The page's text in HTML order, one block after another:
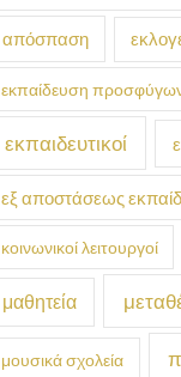
απόσπαση
εκπαίδευση
εκπαιδευτικοί
εξ αποστάσεως
κοινωνικοί λειτουργοί
μαθητεία
μουσικά σχολεία